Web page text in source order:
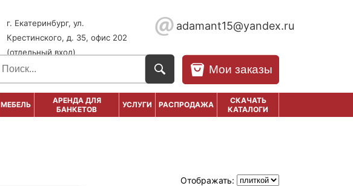
г. Екатеринбург, ул.
Крестинского, д. 35, офис 202
(отдельный вход)
adamant15@yandex.ru
Мои заказы
МЕБЕЛЬ
АРЕНДА ДЛЯ
БАНКЕТОВ
УСЛУГИ РАСПРОДАЖА
СКАЧАТЬ
КАТАЛОГИ
Отображать: